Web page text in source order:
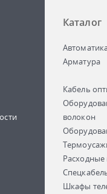
Каталог
Арматура
Кабель
волокон
Шкафы